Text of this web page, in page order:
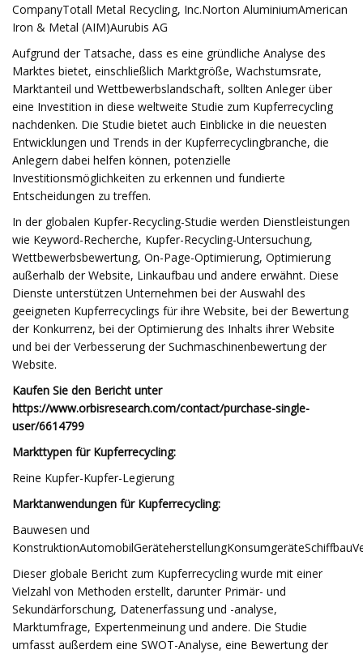
CompanyTotall Metal Recycling, Inc.Norton AluminiumAmerican
Iron & Metal (AIM)Aurubis AG
Aufgrund der Tatsache, dass es eine gründliche Analyse des
Marktes bietet, einschließlich Marktgröße, Wachstumsrate,
Marktanteil und Wettbewerbslandschaft, sollten Anleger über
eine Investition in diese weltweite Studie zum Kupferrecycling
nachdenken. Die Studie bietet auch Einblicke in die neuesten
Entwicklungen und Trends in der Kupferrecyclingbranche, die
Anlegern dabei helfen können, potenzielle
Investitionsmöglichkeiten zu erkennen und fundierte
Entscheidungen zu treffen.
In der globalen Kupfer-Recycling-Studie werden Dienstleistungen
wie Keyword-Recherche, Kupfer-Recycling-Untersuchung,
Wettbewerbsbewertung, On-Page-Optimierung, Optimierung
außerhalb der Website, Linkaufbau und andere erwähnt. Diese
Dienste unterstützen Unternehmen bei der Auswahl des
geeigneten Kupferrecyclings für ihre Website, bei der Bewertung
der Konkurrenz, bei der Optimierung des Inhalts ihrer Website
und bei der Verbesserung der Suchmaschinenbewertung der
Website.
Kaufen Sie den Bericht unter
https://www.orbisresearch.com/contact/purchase-single-
user/6614799
Markttypen für Kupferrecycling:
Reine Kupfer-Kupfer-Legierung
Marktanwendungen für Kupferrecycling:
Bauwesen und
Dieser globale Bericht zum Kupferrecycling wurde mit einer
Vielzahl von Methoden erstellt, darunter Primär- und
Sekundärforschung, Datenerfassung und -analyse,
Marktumfrage, Expertenmeinung und andere. Die Studie
umfasst außerdem eine SWOT-Analyse, eine Bewertung der